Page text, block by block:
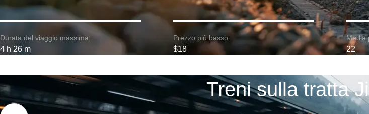
Durata del viaggio massima:
4 h 26 m
Prezzo più basso:
$18
Media
22
Treni sulla tratta